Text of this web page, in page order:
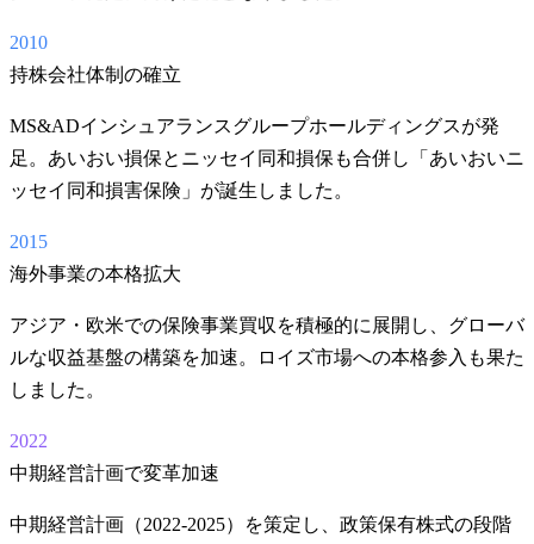
2010
持株会社体制の確立
MS&ADインシュアランスグループホールディングスが発
足。あいおい損保とニッセイ同和損保も合併し「あいおいニ
ッセイ同和損害保険」が誕生しました。
2015
海外事業の本格拡大
アジア・欧米での保険事業買収を積極的に展開し、グローバ
ルな収益基盤の構築を加速。ロイズ市場への本格参入も果た
しました。
2022
中期経営計画で変革加速
中期経営計画（2022-2025）を策定し、政策保有株式の段階